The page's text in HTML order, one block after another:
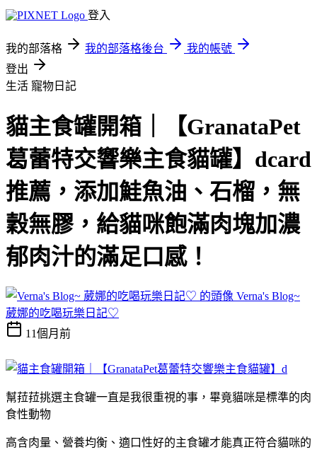
登入
我的部落格 我的部落格後台
我的帳號
登出
生活 寵物日記
貓主食罐開箱｜【GranataPet
葛蕾特交響樂主食貓罐】dcard
推薦，添加鮭魚油、石榴，無
穀無膠，給貓咪飽滿肉塊加濃
郁肉汁的滿足口感！
Verna's Blog~
葳娜的吃喝玩樂日記♡
11個月前
幫菈菈挑選主食罐一直是我很重視的事，畢竟貓咪是標準的肉
食性動物
高含肉量、營養均衡、適口性好的主食罐才能真正符合貓咪的